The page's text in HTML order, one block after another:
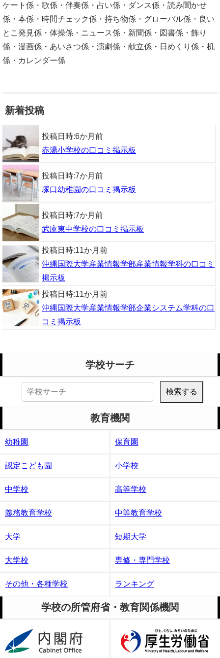
ケート係・歌係・伴奏係・占い係・ダンス係・読み聞かせ
係・本係・時間チェック係・持ち物係・グローバル係・良い
とこ発見係・体操係・ニュース係・新聞係・図書係・飾り
係・漫画係・あいさつ係・演劇係・献立係・日めくり係・机
係・カレンダー係
新着投稿
投稿日時:6か月前
赤湯小学校の口コミ掲示板
投稿日時:7か月前
塚口幼稚園の口コミ掲示板
投稿日時:7か月前
武庫東中学校の口コミ掲示板
投稿日時:11か月前
沖縄国際大学産業情報学部産業情報学科の口コミ
掲示板
投稿日時:11か月前
沖縄国際大学産業情報学部企業システム学科の口
コミ掲示板
学校サーチ
検
教育機関
幼稚園 保育園
認定こども園 小学校
中学校 高等学校
義務教育学校 中等教育学校
大学 短期大学
大学校 専修・専門学校
その他・各種学校 ランキング
学校の所管府省・教育関係機関